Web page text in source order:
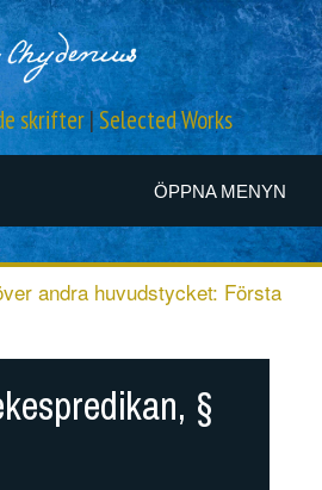
ÖPPNA MENYN
skrifter|Selected Works
andra huvudstycket: Första
§